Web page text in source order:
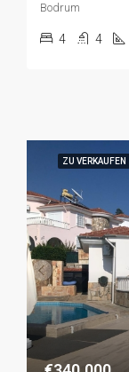
Bodrum
4 4
ZU VERKAUFEN